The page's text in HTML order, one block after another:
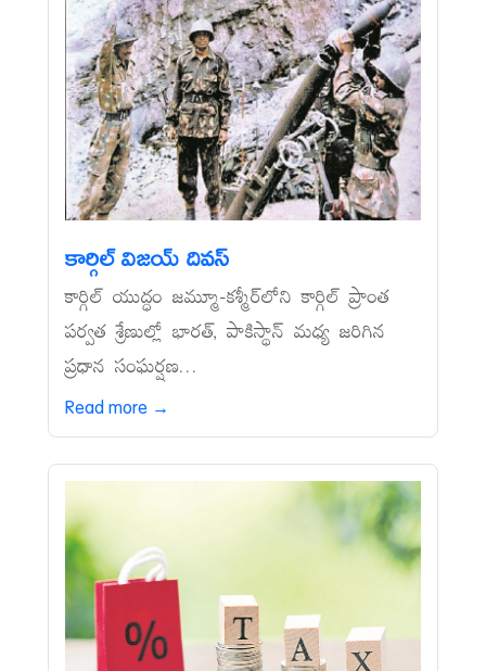
కార్గిల్‌ విజయ్‌ దివస్‌
కార్గిల్‌ యుద్ధం జమ్మూ-కశ్మీర్‌లోని కార్గిల్‌ ప్రాంత
పర్వత శ్రేణుల్లో భారత్, పాకిస్థాన్‌ మధ్య జరిగిన
ప్రధాన సంఘర్షణ...
Read more →